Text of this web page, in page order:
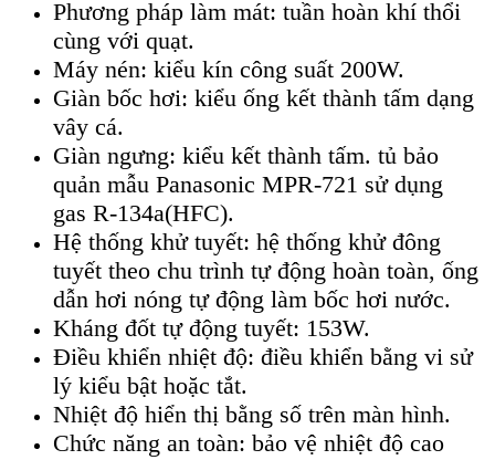
Phương pháp làm mát: tuần hoàn khí thổi
cùng với quạt.
Máy nén: kiểu kín công suất 200W.
Giàn bốc hơi: kiểu ống kết thành tấm dạng
vây cá.
Giàn ngưng: kiểu kết thành tấm. tủ bảo
quản mẫu Panasonic MPR-721 sử dụng
gas R-134a(HFC).
Hệ thống khử tuyết: hệ thống khử đông
tuyết theo chu trình tự động hoàn toàn, ống
dẫn hơi nóng tự động làm bốc hơi nước.
Kháng đốt tự động tuyết: 153W.
Điều khiển nhiệt độ: điều khiển bằng vi sử
lý kiểu bật hoặc tắt.
Nhiệt độ hiển thị bằng số trên màn hình.
Chức năng an toàn: bảo vệ nhiệt độ cao